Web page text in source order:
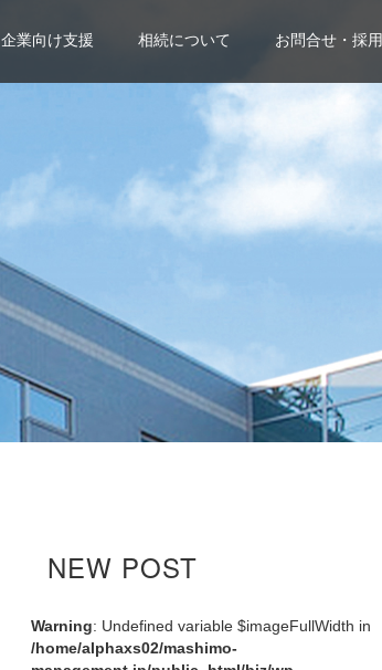
企業向け支援 相続について お問合せ・採用
NEW POST
Warning: Undefined variable $imageFullWidth in
/home/alphaxs02/mashimo-